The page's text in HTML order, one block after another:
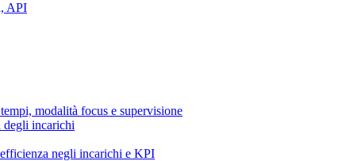
API
modalità focus e supervisione
degli incarichi
negli incarichi e KPI